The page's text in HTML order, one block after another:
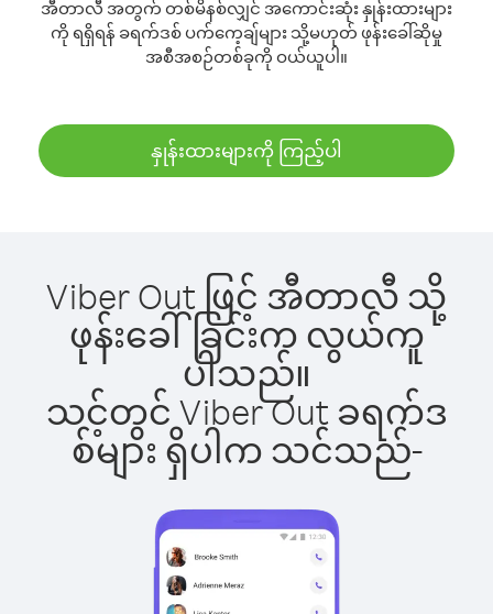
အီတာလီ အတွက် တစ်မိနစ်လျှင် အကောင်းဆုံး နှုန်းထားများ
ကို ရရှိရန် ခရက်ဒစ် ပက်ကေ့ချ်များ သို့မဟုတ် ဖုန်းခေါ်ဆိုမှု
အစီအစဉ်တစ်ခုကို ဝယ်ယူပါ။
နှုန်းထားများကို ကြည့်ပါ
Viber Out ဖြင့် အီတာလီ သို့
ဖုန်းခေါ်ခြင်းက လွယ်ကူ
ပါသည်။
သင့်တွင် Viber Out ခရက်ဒ
စ်များ ရှိပါက သင်သည်-